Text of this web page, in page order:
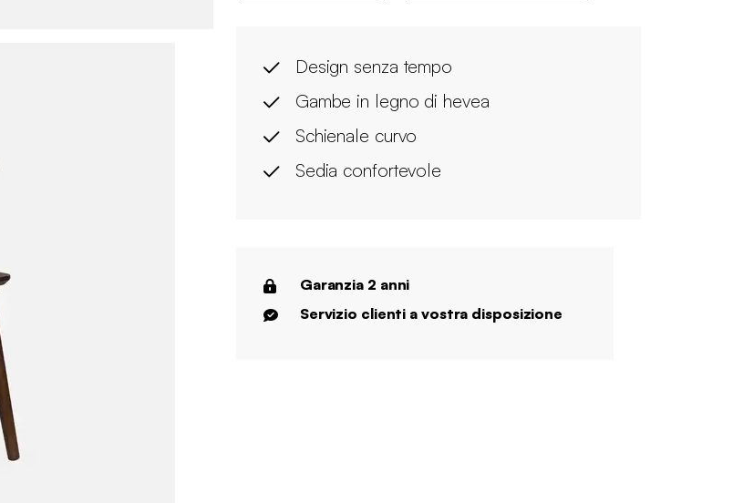
Design senza tempo
Gambe in legno di hevea
Schienale curvo
Sedia confortevole
Garanzia 2 anni
Servizio clienti a vostra disposizione